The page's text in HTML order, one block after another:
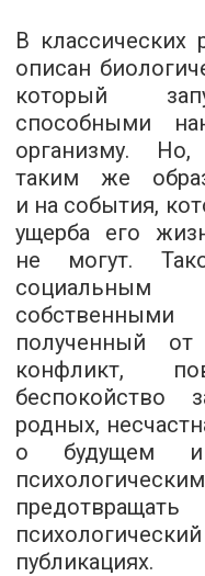
В классических
описан
который
способными
организму.
таким же
и на события,
ущерба его
не могут.
социальным
полученный от
конфликт,
родных,
о будущем и
публикациях.